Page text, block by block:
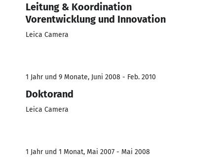
Leitung & Koordination
Vorentwicklung und Innovation
Leica Camera
1 Jahr und 9 Monate, Juni 2008 - Feb. 2010
Doktorand
Leica Camera
1 Jahr und 1 Monat, Mai 2007 - Mai 2008